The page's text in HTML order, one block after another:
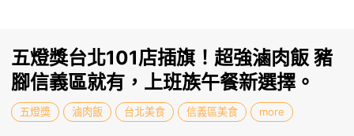
五燈獎台北101店插旗！超強滷肉飯 豬
腳信義區就有，上班族午餐新選擇。
五燈獎 滷肉飯 台北美食 信義區美食 more